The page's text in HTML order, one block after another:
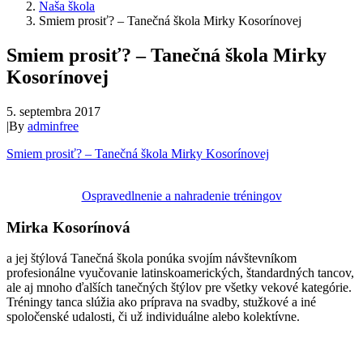
Naša škola
Smiem prosiť? – Tanečná škola Mirky Kosorínovej
Smiem prosiť? – Tanečná škola Mirky
Kosorínovej
5. septembra 2017
|By adminfree
Smiem prosiť? – Tanečná škola Mirky Kosorínovej
Ospravedlnenie a nahradenie tréningov
Mirka Kosorínová
a jej štýlová Tanečná škola ponúka svojím návštevníkom
profesionálne vyučovanie latinskoamerických, štandardných tancov,
ale aj mnoho ďalších tanečných štýlov pre všetky vekové kategórie.
Tréningy tanca slúžia ako príprava na svadby, stužkové a iné
spoločenské udalosti, či už individuálne alebo kolektívne.